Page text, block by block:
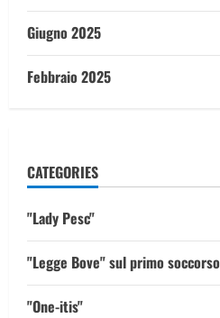
Giugno 2025
Febbraio 2025
CATEGORIES
"Lady Pesc"
"Legge Bove" sul primo soccorso
"One-itis"